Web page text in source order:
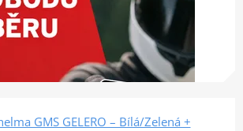
GMS GELERO – Bílá/Zelená +